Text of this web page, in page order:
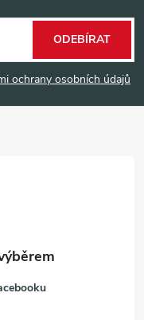
ochrany osobních údajů
ODEBÍRAT